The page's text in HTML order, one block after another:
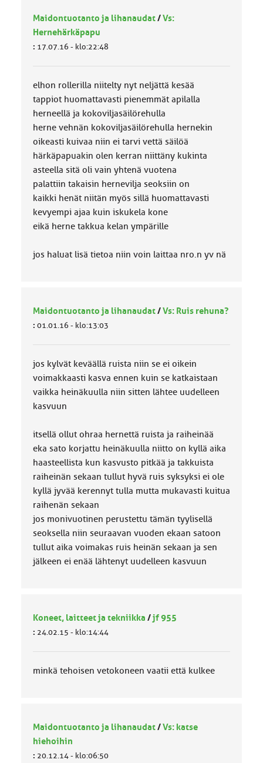
Maidontuotanto ja lihanaudat/Vs:
Hernehärkäpapu
: 17.07.16 - klo:22:48
elhon rollerilla niitelty nyt neljättä kesää
tappiot huomattavasti pienemmät apilalla
herneellä ja kokoviljasäilörehulla
herne vehnän kokoviljasäilörehulla hernekin
oikeasti kuivaa niin ei tarvi vettä säilöä
härkäpapuakin olen kerran niittäny kukinta
asteella sitä oli vain yhtenä vuotena
palattiin takaisin hernevilja seoksiin on
kaikki henät niitän myös sillä huomattavasti
kevyempi ajaa kuin iskukela kone
eikä herne takkua kelan ympärille
jos haluat lisä tietoa niin voin laittaa nro.n yv nä
Maidontuotanto ja lihanaudat/Vs: Ruis rehuna?
: 01.01.16 - klo:13:03
jos kylvät keväällä ruista niin se ei oikein
voimakkaasti kasva ennen kuin se katkaistaan
vaikka heinäkuulla niin sitten lähtee uudelleen
kasvuun
itsellä ollut ohraa hernettä ruista ja raiheinää
eka sato korjattu heinäkuulla niitto on kyllä aika
haasteellista kun kasvusto pitkää ja takkuista
raiheinän sekaan tullut hyvä ruis syksyksi ei ole
kyllä jyvää kerennyt tulla mutta mukavasti kuitua
raihenän sekaan
jos monivuotinen perustettu tämän tyylisellä
seoksella niin seuraavan vuoden ekaan satoon
tullut aika voimakas ruis heinän sekaan ja sen
jälkeen ei enää lähtenyt uudelleen kasvuun
Koneet, laitteet ja tekniikka /jf 955
: 24.02.15 - klo:14:44
minkä tehoisen vetokoneen vaatii että kulkee
Maidontuotanto ja lihanaudat/Vs: katse
hiehoihin
: 20.12.14 - klo:06:50